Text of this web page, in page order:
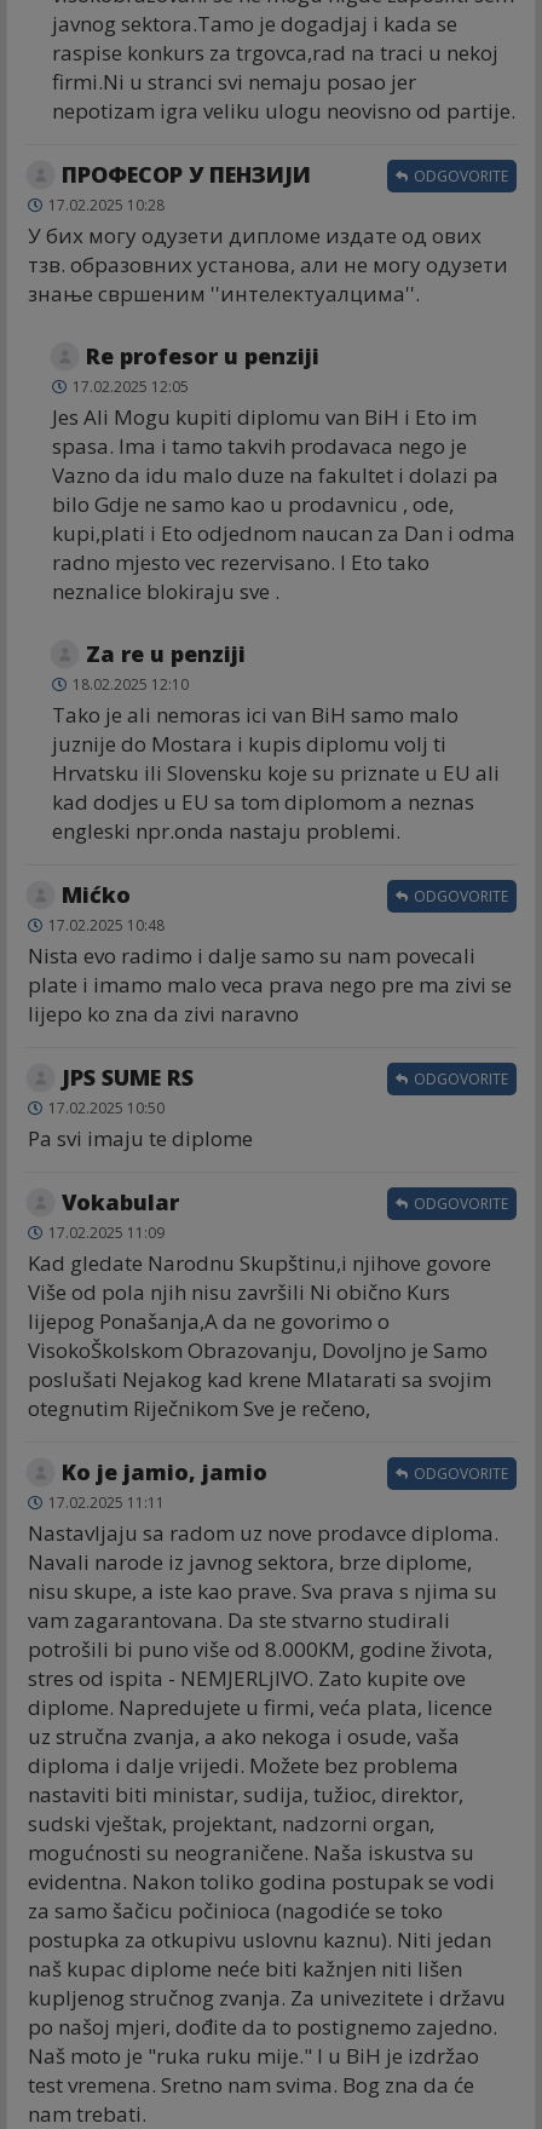
javnog sektora.Tamo je dogadjaj i kada se
raspise konkurs za trgovca,rad na traci u nekoj
firmi.Ni u stranci svi nemaju posao jer
nepotizam igra veliku ulogu neovisno od partije.
ПРОФЕСОР У ПЕНЗИЈИ
17.02.2025 10:28
У бих могу одузети дипломе издате од ових
тзв. образовних установа, али не могу одузети
знање свршеним ''интелектуалцима''.
ODGOVORITE
Re profesor u penziji
17.02.2025 12:05
Jes Ali Mogu kupiti diplomu van BiH i Eto im
spasa. Ima i tamo takvih prodavaca nego je
Vazno da idu malo duze na fakultet i dolazi pa
bilo Gdje ne samo kao u prodavnicu , ode,
kupi,plati i Eto odjednom naucan za Dan i odma
radno mjesto vec rezervisano. I Eto tako
neznalice blokiraju sve .
Za re u penziji
18.02.2025 12:10
Tako je ali nemoras ici van BiH samo malo
juznije do Mostara i kupis diplomu volj ti
Hrvatsku ili Slovensku koje su priznate u EU ali
kad dodjes u EU sa tom diplomom a neznas
engleski npr.onda nastaju problemi.
Mićko
17.02.2025 10:48
Nista evo radimo i dalje samo su nam povecali
plate i imamo malo veca prava nego pre ma zivi se
lijepo ko zna da zivi naravno
ODGOVORITE
JPS SUME RS
17.02.2025 10:50
Pa svi imaju te diplome
ODGOVORITE
Vokabular
17.02.2025 11:09
Kad gledate Narodnu Skupštinu,i njihove govore
Više od pola njih nisu završili Ni obično Kurs
lijepog Ponašanja,A da ne govorimo o
VisokoŠkolskom Obrazovanju, Dovoljno je Samo
poslušati Nejakog kad krene Mlatarati sa svojim
otegnutim Riječnikom Sve je rečeno,
ODGOVORITE
Ko je jamio, jamio
17.02.2025 11:11
Nastavljaju sa radom uz nove prodavce diploma.
Navali narode iz javnog sektora, brze diplome,
nisu skupe, a iste kao prave. Sva prava s njima su
vam zagarantovana. Da ste stvarno studirali
potrošili bi puno više od 8.000KM, godine života,
stres od ispita - NEMJERLjIVO. Zato kupite ove
diplome. Napredujete u firmi, veća plata, licence
uz stručna zvanja, a ako nekoga i osude, vaša
diploma i dalje vrijedi. Možete bez problema
nastaviti biti ministar, sudija, tužioc, direktor,
sudski vještak, projektant, nadzorni organ,
mogućnosti su neograničene. Naša iskustva su
evidentna. Nakon toliko godina postupak se vodi
za samo šačicu počinioca (nagodiće se toko
postupka za otkupivu uslovnu kaznu). Niti jedan
naš kupac diplome neće biti kažnjen niti lišen
kupljenog stručnog zvanja. Za univezitete i državu
po našoj mjeri, dođite da to postignemo zajedno.
Naš moto je "ruka ruku mije." I u BiH je izdržao
test vremena. Sretno nam svima. Bog zna da će
nam trebati.
ODGOVORITE